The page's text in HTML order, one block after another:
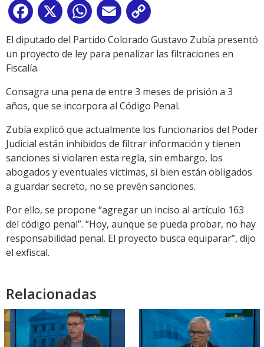
Facebook
X WhatsApp
Email
Link
El diputado del Partido Colorado Gustavo Zubía presentó
un proyecto de ley para penalizar las filtraciones en
Fiscalía.
Consagra una pena de entre 3 meses de prisión a 3
años, que se incorpora al Código Penal.
Zubía explicó que actualmente los funcionarios del Poder
Judicial están inhibidos de filtrar información y tienen
sanciones si violaren esta regla, sin embargo, los
abogados y eventuales víctimas, si bien están obligados
a guardar secreto, no se prevén sanciones.
Por ello, se propone “agregar un inciso al artículo 163
del código penal”. “Hoy, aunque se pueda probar, no hay
responsabilidad penal. El proyecto busca equiparar”, dijo
el exfiscal.
Relacionadas